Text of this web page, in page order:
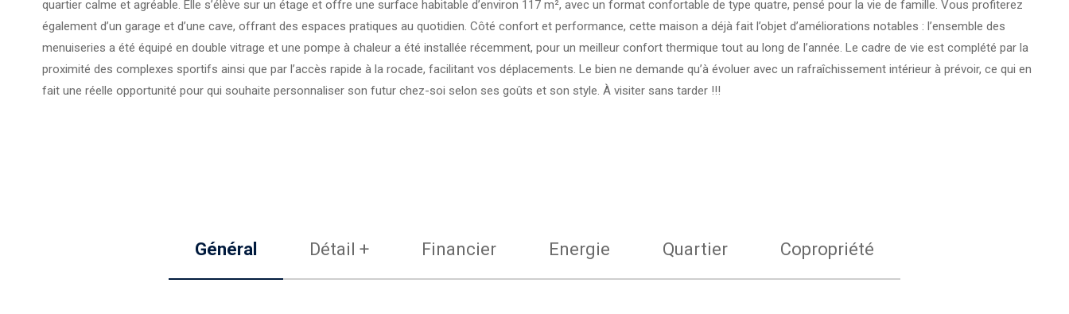
quartier calme et agréable. Elle s’élève sur un étage et offre une surface habitable d’environ 117 m², avec un format confortable de type quatre, pensé pour la vie de famille. Vous profiterez
également d’un garage et d’une cave, offrant des espaces pratiques au quotidien. Côté confort et performance, cette maison a déjà fait l’objet d’améliorations notables : l’ensemble des
menuiseries a été équipé en double vitrage et une pompe à chaleur a été installée récemment, pour un meilleur confort thermique tout au long de l’année. Le cadre de vie est complété par la
proximité des complexes sportifs ainsi que par l’accès rapide à la rocade, facilitant vos déplacements. Le bien ne demande qu’à évoluer avec un rafraîchissement intérieur à prévoir, ce qui en
fait une réelle opportunité pour qui souhaite personnaliser son futur chez-soi selon ses goûts et son style. À visiter sans tarder !!!
Général Détail + Financier Energie Quartier Copropriété